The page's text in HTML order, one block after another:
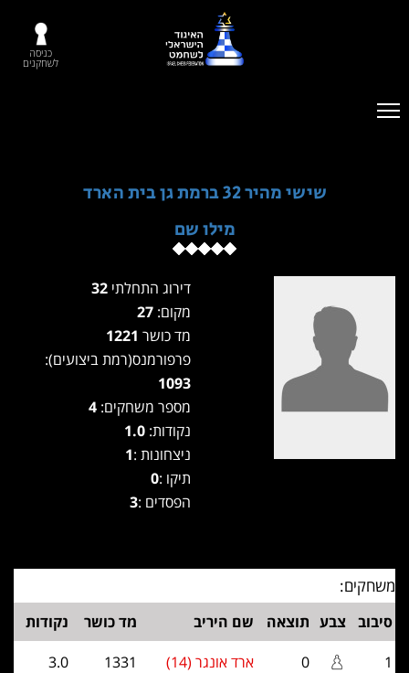
כניסה
לשחקנים
שישי מהיר 32 ברמת גן בית הארד
מילו שם
דירוג התחלתי
מקום:
מד כושר
פרפורמנס(רמת ביצועים):
1093
מספר משחקים:
נקודות: 1.0
ניצחונות :1
תיקו :0
הפסדים :3
משחקים:
סיבוב צבע תוצאה שם היריב מד כושר
נקודות
1
0 ארד אונגר (14) 1331
3.0